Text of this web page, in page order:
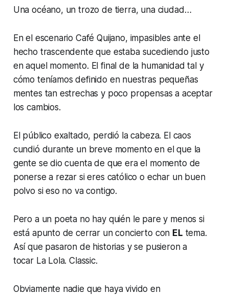
Una océano, un trozo de tierra, una ciudad…
En el escenario Café Quijano, impasibles ante el
hecho trascendente que estaba sucediendo justo
en aquel momento. El final de la humanidad tal y
cómo teníamos definido en nuestras pequeñas
mentes tan estrechas y poco propensas a aceptar
los cambios.
El público exaltado, perdió la cabeza. El caos
cundió durante un breve momento en el que la
gente se dio cuenta de que era el momento de
ponerse a rezar si eres católico o echar un buen
polvo si eso no va contigo.
Pero a un poeta no hay quién le pare y menos si
está apunto de cerrar un concierto con EL tema.
Así que pasaron de historias y se pusieron a
tocar La Lola. Classic.
Obviamente nadie que haya vivido en